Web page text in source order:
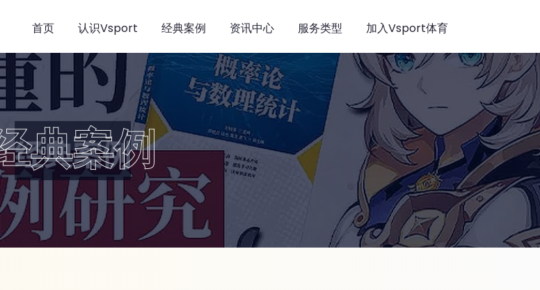
首页 认识Vsport 经典案例 资讯中心 服务类型 加入Vsport体育
典案例